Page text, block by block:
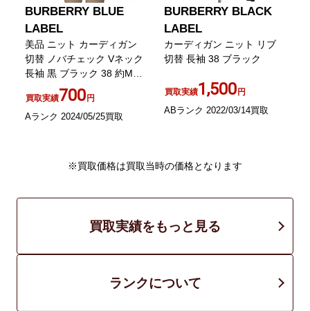
BURBERRY BLUE
LABEL
美品 ニット カーディガン
切替 ノバチェック Vネック
長袖 黒 ブラック 38 約M相
買取実績700円
Aランク 2024/05/25買取
BURBERRY BLACK
LABEL
カーディガン ニット リブ
切替 長袖 38 ブラック
買取実績1,500円
ABランク 2022/03/14買取
※買取価格は買取当時の価格となります
買取実績をもっと見る
ランクについて